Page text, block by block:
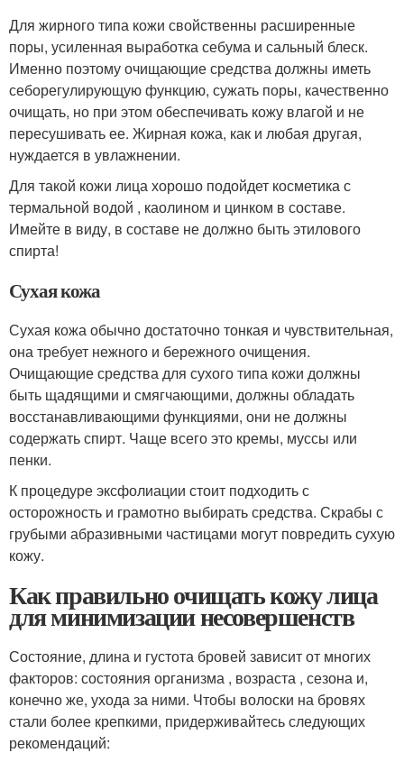
Для жирного типа кожи свойственны расширенные
поры, усиленная выработка себума и сальный блеск.
Именно поэтому очищающие средства должны иметь
себорегулирующую функцию, сужать поры, качественно
очищать, но при этом обеспечивать кожу влагой и не
пересушивать ее. Жирная кожа, как и любая другая,
нуждается в увлажнении.
Для такой кожи лица хорошо подойдет косметика с
термальной водой , каолином и цинком в составе.
Имейте в виду, в составе не должно быть этилового
спирта!
Сухая кожа
Сухая кожа обычно достаточно тонкая и чувствительная,
она требует нежного и бережного очищения.
Очищающие средства для сухого типа кожи должны
быть щадящими и смягчающими, должны обладать
восстанавливающими функциями, они не должны
содержать спирт. Чаще всего это кремы, муссы или
пенки.
К процедуре эксфолиации стоит подходить с
осторожность и грамотно выбирать средства. Скрабы с
грубыми абразивными частицами могут повредить сухую
кожу.
Как правильно очищать кожу лица
для минимизации несовершенств
Состояние, длина и густота бровей зависит от многих
факторов: состояния организма , возраста , сезона и,
конечно же, ухода за ними. Чтобы волоски на бровях
стали более крепкими, придерживайтесь следующих
рекомендаций: